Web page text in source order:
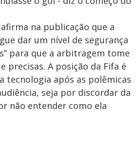
na publicação que a
dar um nível de segurança
para que a arbitragem tome
precisas. A posição da Fifa é
tecnologia após as polêmicas
seja por discordar da
não entender como ela